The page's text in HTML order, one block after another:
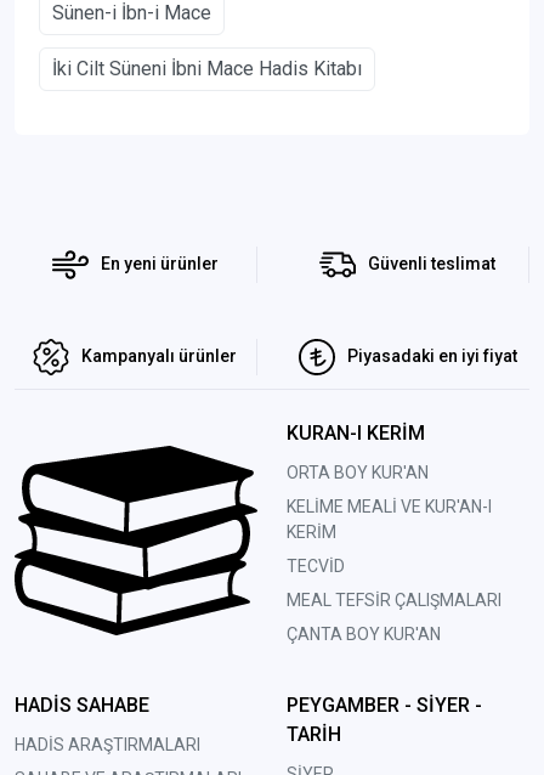
Sünen-i İbn-i Mace
İki Cilt Süneni İbni Mace Hadis Kitabı
En yeni ürünler Güvenli teslimat
Kampanyalı ürünler Piyasadaki en iyi fiyat
KURAN-I KERİM
ORTA BOY KUR'AN
KELİME MEALİ VE KUR'AN-I
KERİM
TECVİD
MEAL TEFSİR ÇALIŞMALARI
ÇANTA BOY KUR'AN
HADİS SAHABE
HADİS ARAŞTIRMALARI
PEYGAMBER - SİYER -
TARİH